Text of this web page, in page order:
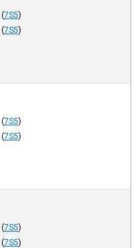
(7S5)
(7S5)
(7S5)
(7S5)
(7S5)
(7S5)